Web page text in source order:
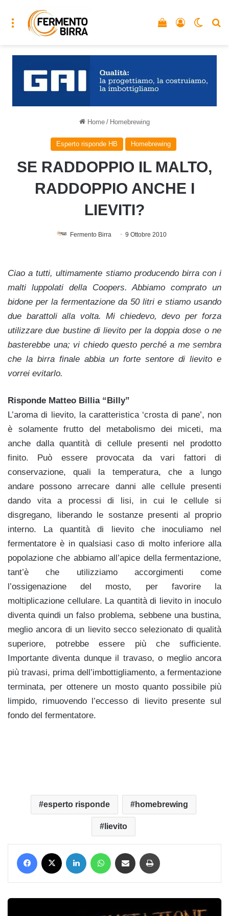
Menu Accedi
Vedi il carrello
Home / Homebrewing
Esperto risponde HB Homebrewing
SE RADDOPPIO IL MALTO,
RADDOPPIO ANCHE I
LIEVITI?
Fermento Birra 9 Ottobre 2010
Ciao a tutti, ultimamente stiamo producendo birra con i
malti luppolati della Coopers. Abbiamo comprato un
bidone per la fermentazione da 50 litri e stiamo usando
due barattoli alla volta. Mi chiedevo, devo per forza
utilizzare due bustine di lievito per la doppia dose o ne
basterebbe una; vi chiedo questo perché a me sembra
che la birra finale abbia un forte sentore di lievito e
vorrei evitarlo.
Risponde Matteo Billia “Billy”
L’aroma di lievito, la caratteristica ‘crosta di pane’, non
è solamente frutto del metabolismo dei miceti, ma
anche dalla quantità di cellule presenti nel prodotto
finito. Può essere provocata da vari fattori di
conservazione, quali la temperatura, che a lungo
andare possono arrecare danni alle cellule presenti
dando vita a processi di lisi, in cui le cellule si
disgregano, liberando le sostanze presenti al proprio
interno. La quantità di lievito che inoculiamo nel
fermentatore è in qualsiasi caso di molto inferiore alla
popolazione che abbiamo all’apice della fermentazione,
tant’è che utilizziamo accorgimenti come
l’ossigenazione del mosto, per favorire la
moltiplicazione cellulare. La quantità di lievito in inoculo
diventa quindi un falso problema, sebbene una bustina,
meglio ancora di un lievito secco selezionato di qualità
superiore, potrebbe essere più che sufficiente.
Importante diventa dunque il travaso, o meglio ancora
più travasi, prima dell’imbottigliamento, a fermentazione
terminata, per ottenere un mosto quanto possibile più
limpido, rimuovendo l’eccesso di lievito presente sul
fondo del fermentatore.
esperto risponde homebrewing
lievito
Facebook LinkedIn WhatsApp Condividi via mail